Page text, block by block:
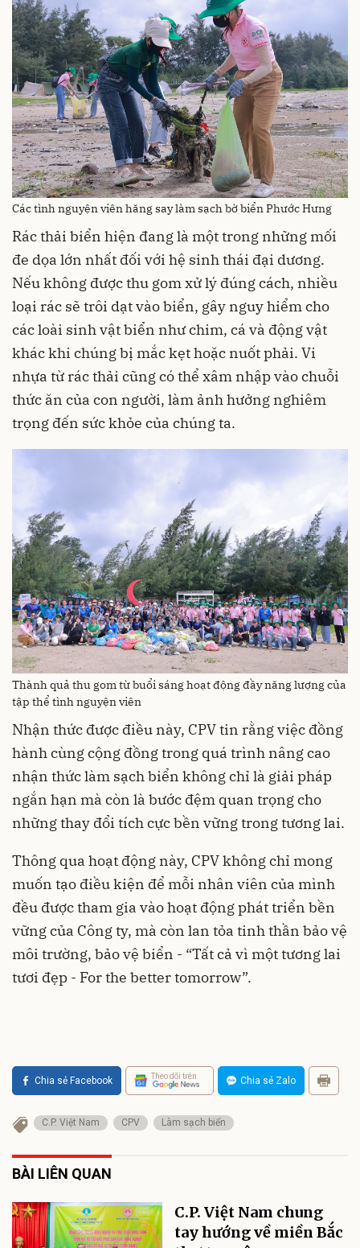
Các tình nguyện viên hăng say làm sạch bờ biển Phước Hưng
Rác thải biển hiện đang là một trong những mối
đe dọa lớn nhất đối với hệ sinh thái đại dương.
Nếu không được thu gom xử lý đúng cách, nhiều
loại rác sẽ trôi dạt vào biển, gây nguy hiểm cho
các loài sinh vật biển như chim, cá và động vật
khác khi chúng bị mắc kẹt hoặc nuốt phải. Vi
nhựa từ rác thải cũng có thể xâm nhập vào chuỗi
thức ăn của con người, làm ảnh hưởng nghiêm
trọng đến sức khỏe của chúng ta.
Thành quả thu gom từ buổi sáng hoạt động đầy năng lượng của
tập thể tình nguyện viên
Nhận thức được điều này, CPV tin rằng việc đồng
hành cùng cộng đồng trong quá trình nâng cao
nhận thức làm sạch biển không chỉ là giải pháp
ngắn hạn mà còn là bước đệm quan trọng cho
những thay đổi tích cực bền vững trong tương lai.
Thông qua hoạt động này, CPV không chỉ mong
muốn tạo điều kiện để mỗi nhân viên của mình
đều được tham gia vào hoạt động phát triển bền
vững của Công ty, mà còn lan tỏa tinh thần bảo vệ
môi trường, bảo vệ biển - “Tất cả vì một tương lai
tươi đẹp - For the better tomorrow”.
Chia sẻ Facebook Theo dõi trên Chia sẻ Zalo
C.P. Việt Nam CPV Làm sạch biển
BÀI LIÊN QUAN
C.P. Việt Nam chung
tay hướng về miền Bắc